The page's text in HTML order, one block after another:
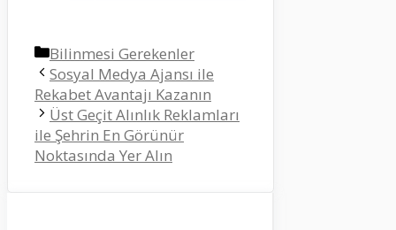
Kategoriler
Bilinmesi Gerekenler
Sosyal Medya Ajansı ile
Rekabet Avantajı Kazanın
Üst Geçit Alınlık Reklamları
ile Şehrin En Görünür
Noktasında Yer Alın